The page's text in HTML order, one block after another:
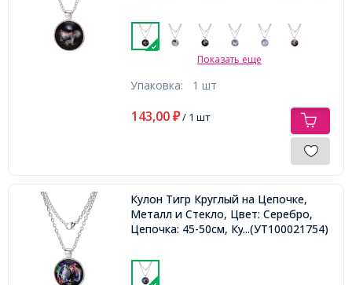
Показать еще
Упаковка: 1 шт
143,00 ₽/ 1 шт
Кулон Тигр Круглый на Цепочке,
Металл и Стекло, Цвет: Серебро,
Цепочка: 45-50см, Кулон: 27мм,
...(УТ100021754)